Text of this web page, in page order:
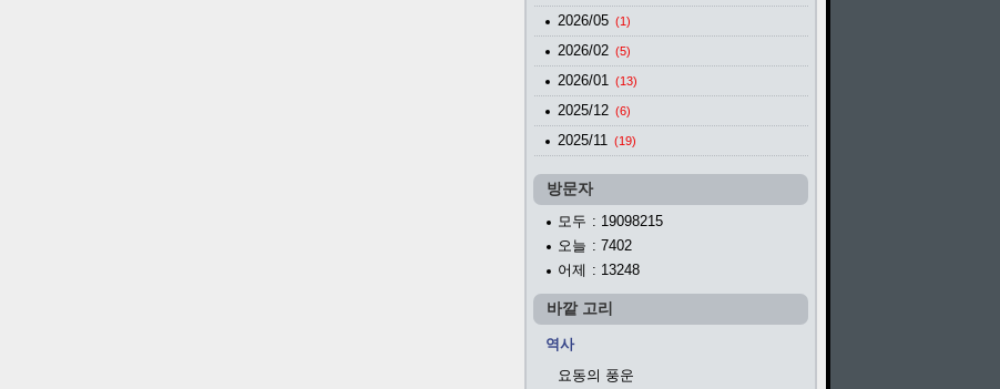
2026/05 (1)
2026/02 (5)
2026/01 (13)
2025/12 (6)
2025/11 (19)
방문자
모두 : 19098215
오늘 : 7402
어제 : 13248
바깥 고리
역사
요동의 풍운